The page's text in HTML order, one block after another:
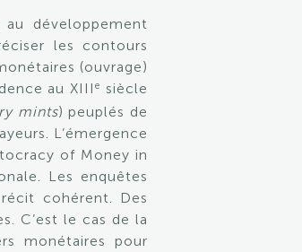
développement
les contours
(ouvrage)
au XIIIe siècle
mints) peuplés de
L’émergence
of Money in
Les enquêtes
cohérent. Des
C’est le cas de la
monétaires pour